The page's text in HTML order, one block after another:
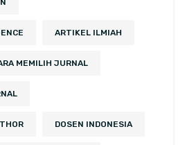
ARTIKEL ILMIAH
MEMILIH JURNAL
DOSEN INDONESIA